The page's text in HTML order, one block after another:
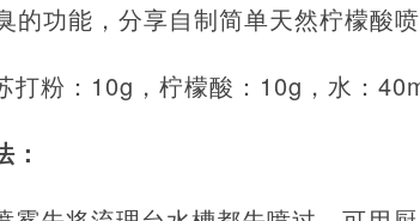
的功能，分享自制简单天然柠檬酸喷
打粉：10g，柠檬酸：10g，水：
：